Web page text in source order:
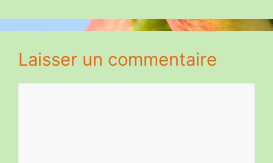
Laisser un commentaire